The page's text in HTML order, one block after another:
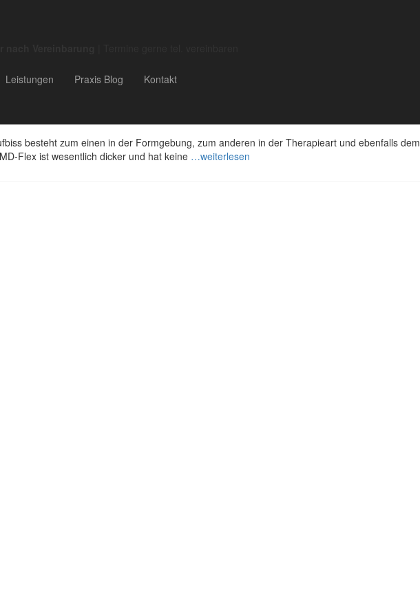
Leistungen Praxis Blog Kontakt
zum Flexi
besteht zum einen in der Formgebung, zum anderen in der Therapieart und ebenfalls dem
Flex ist wesentlich dicker und hat keine …weiterlesen